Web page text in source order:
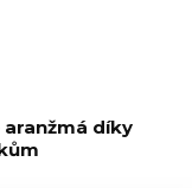
díky